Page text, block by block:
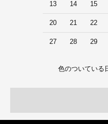
13 14 15
20 21 22
27 28 29
色のついている